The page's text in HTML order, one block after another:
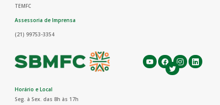
TEMFC
Assessoria de Imprensa
(21) 99753-3354
Horário e Local
Seg. à Sex. das 8h às 17h